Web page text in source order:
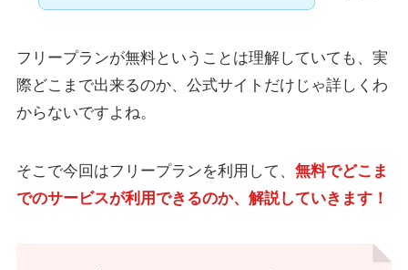
フリープランが無料ということは理解していても、実
際どこまで出来るのか、公式サイトだけじゃ詳しくわ
からないですよね。
そこで今回はフリープランを利用して、 無料でどこま
でのサービスが利用できるのか、解説していきます！